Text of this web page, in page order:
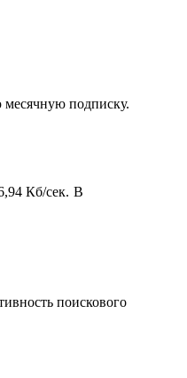
месячную подписку.
Кб/сек. В
поискового